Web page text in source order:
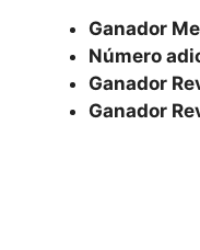
Ganador
Número
Ganador
Ganador